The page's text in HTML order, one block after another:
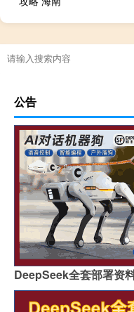
公告
DeepSeek全套部署资